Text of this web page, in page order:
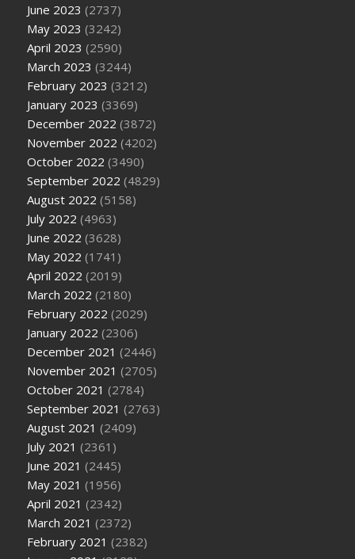
June 2023 (2737)
May 2023 (3242)
April 2023 (2590)
March 2023 (3244)
February 2023 (3212)
January 2023 (3369)
December 2022 (3872)
November 2022 (4202)
October 2022 (3490)
September 2022 (4829)
August 2022 (5158)
July 2022 (4963)
June 2022 (3628)
May 2022 (1741)
April 2022 (2019)
March 2022 (2180)
February 2022 (2029)
January 2022 (2306)
December 2021 (2446)
November 2021 (2705)
October 2021 (2784)
September 2021 (2763)
August 2021 (2409)
July 2021 (2361)
June 2021 (2445)
May 2021 (1956)
April 2021 (2342)
March 2021 (2372)
February 2021 (2382)